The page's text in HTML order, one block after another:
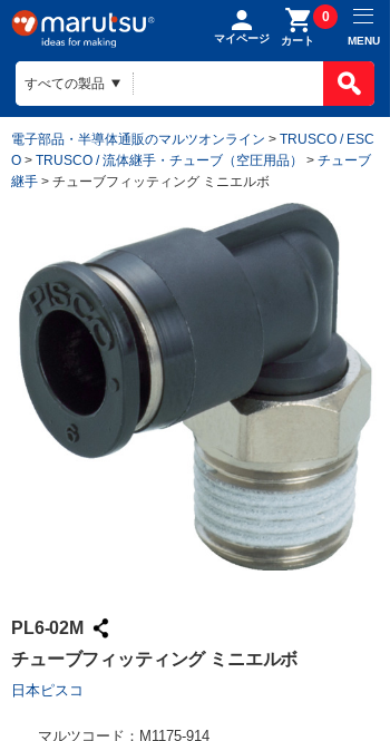
マイページ カート
0
MENU
電子部品・半導体通販のマルツオンライン > TRUSCO / ESC
O > TRUSCO / 流体継手・チューブ（空圧用品） > チューブ
継手 > チューブフィッティング ミニエルボ
PL6-02M
チューブフィッティング ミニエルボ
日本ピスコ
マルツコード： M1175-914